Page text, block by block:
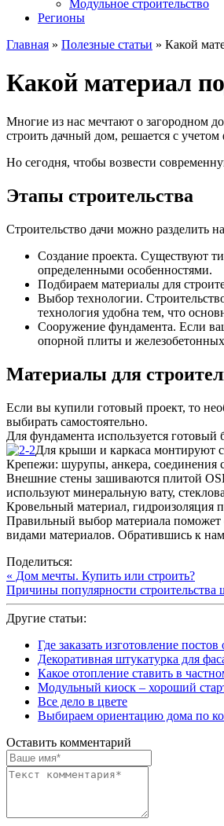
Модульное строительство
Регионы
Главная » Полезные статьи » Какой
Какой материал
Многие из нас мечтают о загородном
строить дачный дом, решается с
Но сегодня, чтобы возвести
Этапы строительства
Строительство дачи можно разделить
Создание проекта. Существуют
определенными особенностями.
Подбираем материалы для
Выбор технологии.
технология удобна тем, что
Сооружение фундамента. Если
опорной плиты и
Материалы для
Если вы купили готовый проект, то
выбирать самостоятельно.
Для фундамента используется готовый
Для крыши и каркаса монтируют
Крепежи: шурупы, анкера, соединения
Внешние стены зашиваются плитой
используют минеральную вату,
Кровельный материал, гидроизоляция
Правильный выбор материала
видами материалов. Обратившись к
Поделиться:
« Дом мечты. Купить или строить?
Причины популярности строительства
Другие статьи:
Где заказать изготовление
Декоративная штукатурка для
Какое отопление ставить в
Модульный киоск – хороший
Все дело в цвете
Выбираем ориентацию дома по
Оставить комментарий